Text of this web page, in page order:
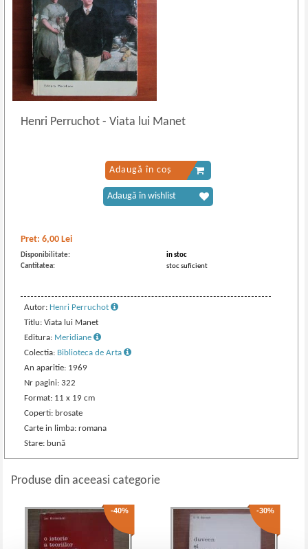
Henri Perruchot- Viata lui Manet
Pret:6,00 Lei
Disponibilitate:
in stoc
Cantitatea:
stoc suficient
Autor: Henri Perruchot
Titlu: Viata lui Manet
Editura: Meridiane
Colectia: Biblioteca de Arta
An aparitie: 1969
Nr pagini: 322
Format: 11 x 19 cm
Coperti: brosate
Carte in limba: romana
Stare: bună
Adaugă în coș
Adaugă în wishlist
Produse din aceeasi categorie
-40% -30%